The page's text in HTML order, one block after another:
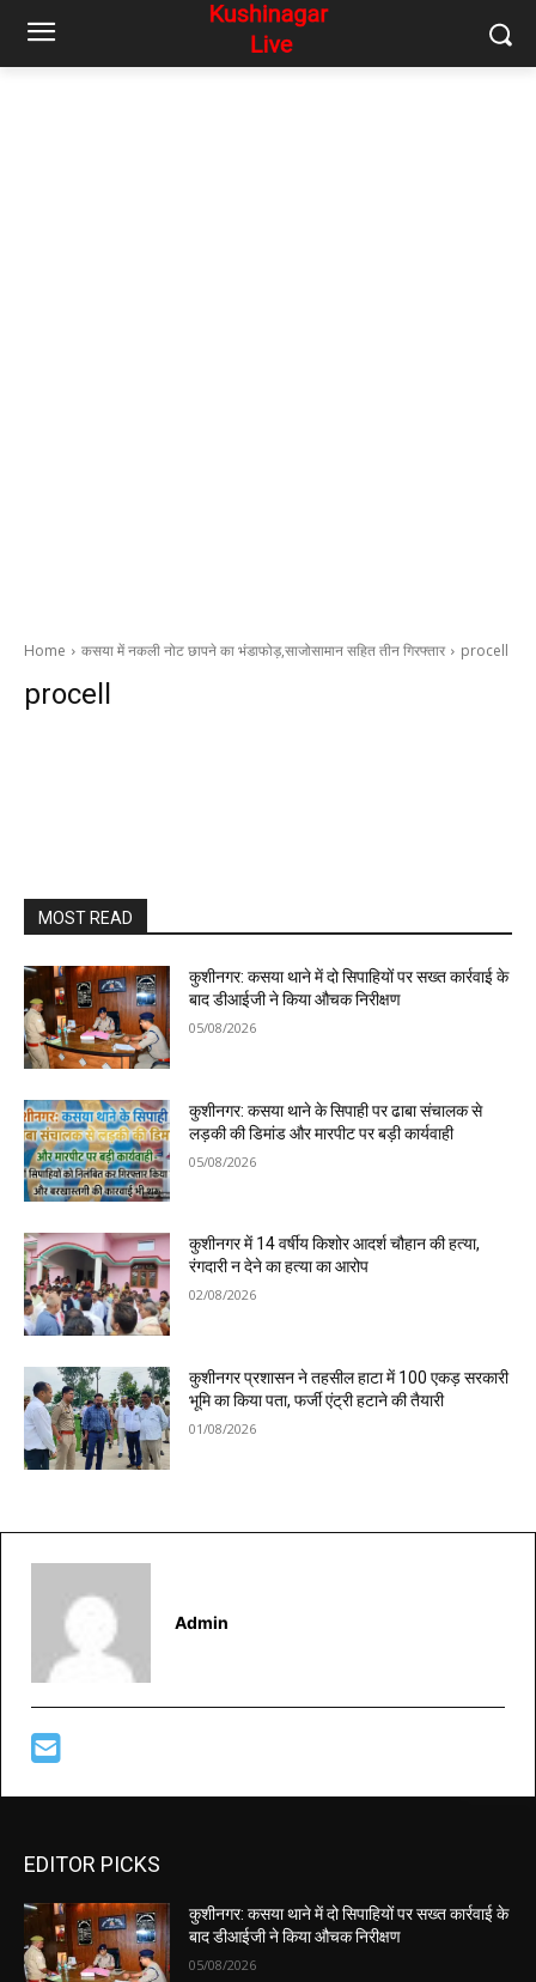
Home कसया में नकली नोट छापने का भंडाफोड़,साजोसामान सहित तीन गिरफ्तार procell
procell
MOST READ
कुशीनगर: कसया थाने में दो सिपाहियों पर सख्त कार्रवाई के
बाद डीआईजी ने किया औचक निरीक्षण
05/08/2026
कुशीनगर: कसया थाने के सिपाही पर ढाबा संचालक से
लड़की की डिमांड और मारपीट पर बड़ी कार्यवाही
05/08/2026
कुशीनगर में 14 वर्षीय किशोर आदर्श चौहान की हत्या,
रंगदारी न देने का हत्या का आरोप
02/08/2026
कुशीनगर प्रशासन ने तहसील हाटा में 100 एकड़ सरकारी
भूमि का किया पता, फर्जी एंट्री हटाने की तैयारी
01/08/2026
Admin
EDITOR PICKS
कुशीनगर: कसया थाने में दो सिपाहियों पर सख्त कार्रवाई के
बाद डीआईजी ने किया औचक निरीक्षण
05/08/2026